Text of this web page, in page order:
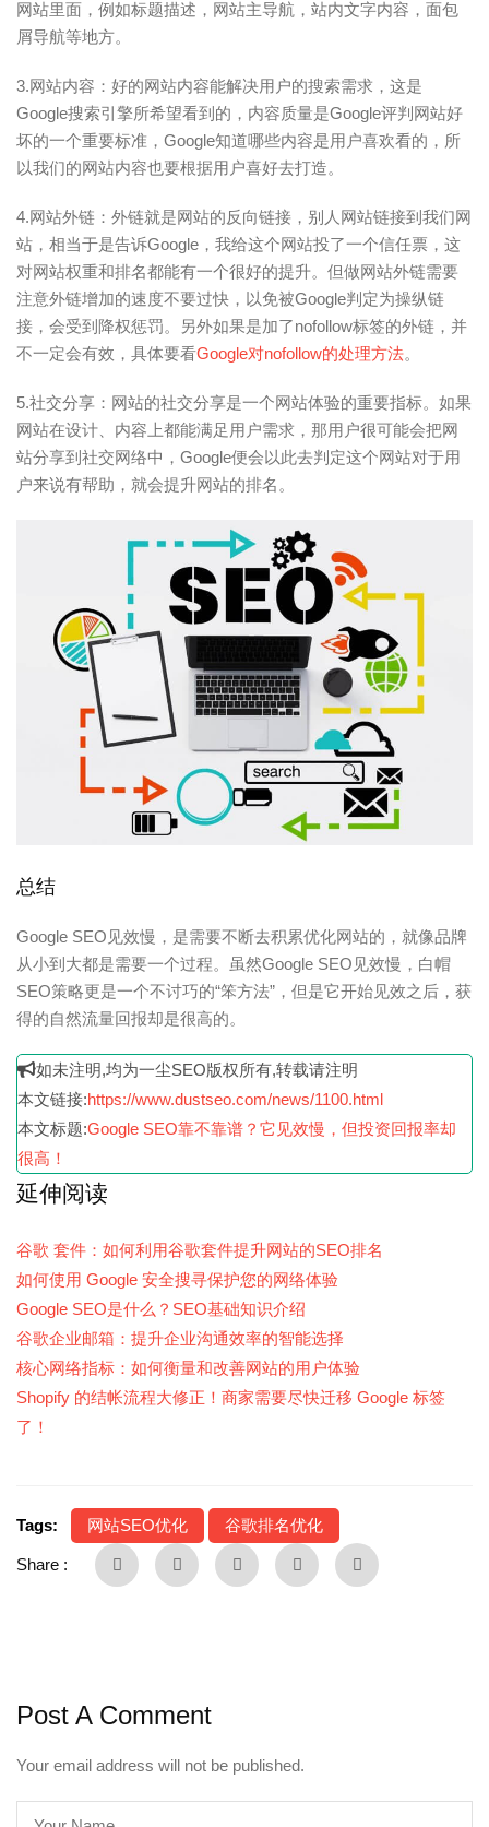
网站里面，例如标题描述，网站主导航，站内文字内容，面包
屑导航等地方。
3.网站内容：好的网站内容能解决用户的搜索需求，这是
Google搜索引擎所希望看到的，内容质量是Google评判网站好
坏的一个重要标准，Google知道哪些内容是用户喜欢看的，所
以我们的网站内容也要根据用户喜好去打造。
4.网站外链：外链就是网站的反向链接，别人网站链接到我们网
站，相当于是告诉Google，我给这个网站投了一个信任票，这
对网站权重和排名都能有一个很好的提升。但做网站外链需要
注意外链增加的速度不要过快，以免被Google判定为操纵链
接，会受到降权惩罚。另外如果是加了nofollow标签的外链，并
不一定会有效，具体要看Google对nofollow的处理方法。
5.社交分享：网站的社交分享是一个网站体验的重要指标。如果
网站在设计、内容上都能满足用户需求，那用户很可能会把网
站分享到社交网络中，Google便会以此去判定这个网站对于用
户来说有帮助，就会提升网站的排名。
总结
Google SEO见效慢，是需要不断去积累优化网站的，就像品牌
从小到大都是需要一个过程。虽然Google SEO见效慢，白帽
SEO策略更是一个不讨巧的“笨方法”，但是它开始见效之后，获
得的自然流量回报却是很高的。
如未注明,均为一尘SEO版权所有,转载请注明
本文链接:https://www.dustseo.com/news/1100.html
本文标题:Google SEO靠不靠谱？它见效慢，但投资回报率却
很高！
延伸阅读
谷歌 套件：如何利用谷歌套件提升网站的SEO排名
如何使用 Google 安全搜寻保护您的网络体验
Google SEO是什么？SEO基础知识介绍
谷歌企业邮箱：提升企业沟通效率的智能选择
核心网络指标：如何衡量和改善网站的用户体验
Shopify 的结帐流程大修正！商家需要尽快迁移 Google 标签
了！
Tags: 网站SEO优化 谷歌排名优化
Share :
Post A Comment
Your email address will not be published.